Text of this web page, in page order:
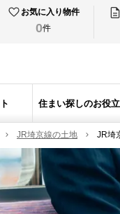
お気に入り物件
0件
住まい探しのお役
JR埼京線の土地 JR埼